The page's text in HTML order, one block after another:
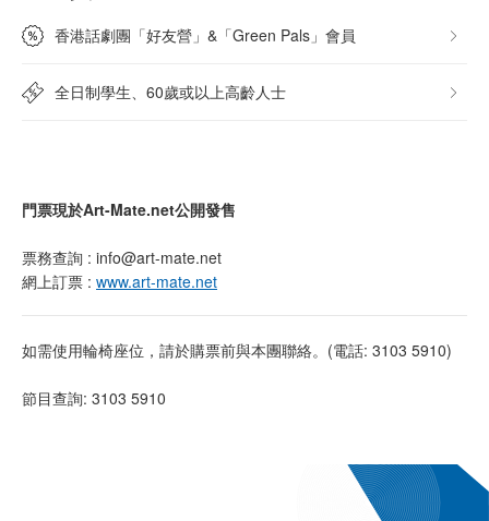
香港話劇團「好友營」&「Green Pals」會員
全日制學生、60歲或以上高齡人士
門票現於Art-Mate.net公開發售
票務查詢 : info@art-mate.net
網上訂票 : www.art-mate.net
如需使用輪椅座位，請於購票前與本團聯絡。(電話: 3103 5910)
節目查詢: 3103 5910